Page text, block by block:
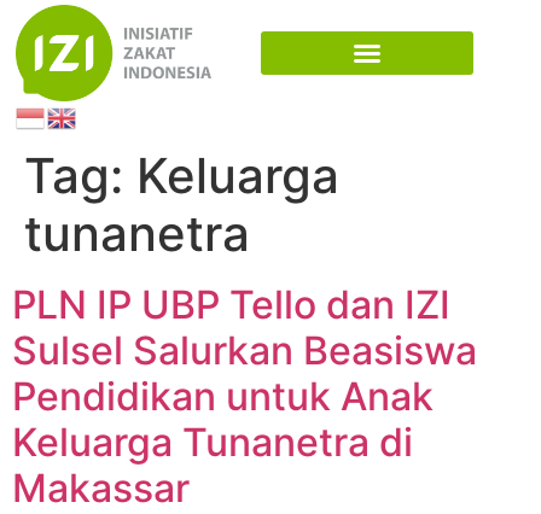
Tag: Keluarga
tunanetra
PLN IP UBP Tello dan IZI
Sulsel Salurkan Beasiswa
Pendidikan untuk Anak
Keluarga Tunanetra di
Makassar